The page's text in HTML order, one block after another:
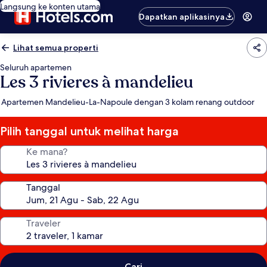
Langsung ke konten utama
Dapatkan aplikasinya
Lihat semua properti
Seluruh apartemen
Les 3 rivieres à mandelieu
Apartemen Mandelieu-La-Napoule dengan 3 kolam renang outdoor
Pilih tanggal untuk melihat harga
Ke mana?
Tanggal
Traveler